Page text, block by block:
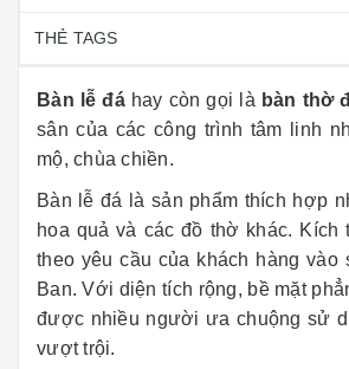
THẺ TAGS
Bàn lễ đáhay còn gọi là bàn thờ
sân của các công trình tâm linh
mộ, chùa chiền.
Bàn lễ đá là sản phẩm thích hợp
hoa quả và các đồ thờ khác. Kích
theo yêu cầu của khách hàng vào
Ban. Với diện tích rộng, bề mặt
được nhiều người ưa chuộng sử
vượt trội.